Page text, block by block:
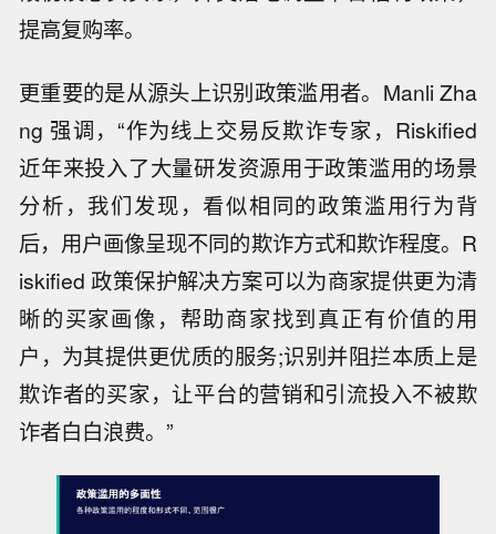
提高复购率。
更重要的是从源头上识别政策滥用者。Manli Zha
ng 强调，“作为线上交易反欺诈专家，Riskified
近年来投入了大量研发资源用于政策滥用的场景
分析，我们发现，看似相同的政策滥用行为背
后，用户画像呈现不同的欺诈方式和欺诈程度。R
iskified 政策保护解决方案可以为商家提供更为清
晰的买家画像，帮助商家找到真正有价值的用
户，为其提供更优质的服务;识别并阻拦本质上是
欺诈者的买家，让平台的营销和引流投入不被欺
诈者白白浪费。”